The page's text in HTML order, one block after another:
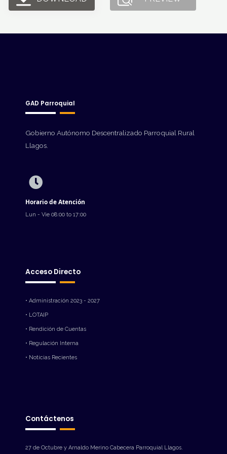
GAD Parroquial
Gobierno Autónomo Descentralizado Parroquial Rural
Llagos.
Horario de Atención
Lun - Vie 08:00 to 17:00
Acceso Directo
• Administración 2023 - 2027
• LOTAIP
• Rendición de Cuentas
• Regulación Interna
• Noticias Recientes
Contáctenos
27 de Octubre y Arnaldo Merino Cabecera Parroquial Llagos.